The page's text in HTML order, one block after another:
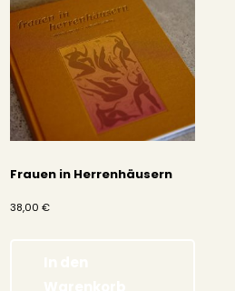
Frauen in Herrenhäusern
38,00€